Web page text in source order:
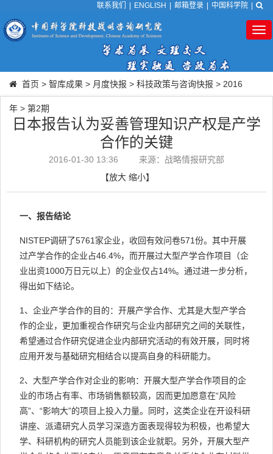
联系我们 ENGLISH 邮箱登录 中国科学院
首页 > 智库成果 > 月度快报 > 科技政策与咨询快报 > 2016
年 > 第2期
日本报告认为妥善管理知识产权是产学
合作的关键
2016-01-30 13:36
来源：战略情报研究部
【放大 缩小】
一、报告结论
NISTEP调研了5761家企业，收回有效问卷571份。其中开展
过产学合作的企业占46.4%，而开展过大型产学合作项目（企
业出资1000万日元以上）的企业仅占14%。通过进一步分析，
得出如下结论。
1、企业产学合作的目的：开展产学合作、尤其是大型产学合
作的企业，更加重视合作研究与企业内部研究之间的关联性，
希望通过合作研究促进企业内部研究活动的有效开展，同时将
应用开发与基础研究相结合以提高自身的科研能力。
2、大型产学合作对企业的影响：开展大型产学合作项目的企
业的市场占有率、市场销售额较高，因而更加愿意在“风险
高”、“影响大”的项目上投入力量。同时，这类企业在开设科研
讲座、派遣研究人员学习深造方面表现得较为积极，也希望大
学、科研机构的研究人员能到该企业就职。另外，开展大型产